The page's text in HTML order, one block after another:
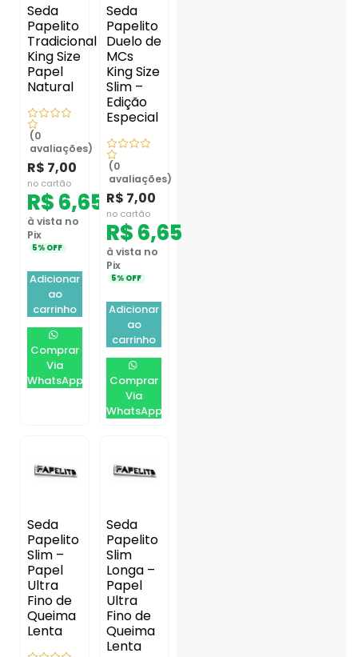
Seda
Papelito
Tradicional
King Size
Papel
Natural
(0
avaliações)
R$ 7,00
no cartão
R$6,65
à vista no
Pix
5% OFF
Adicionar
ao
carrinho
Comprar
Via
WhatsApp
Seda
Papelito
Duelo de
MCs
King Size
Slim –
Edição
Especial
(0
avaliações)
R$ 7,00
no cartão
R$6,65
à vista no
Pix
5% OFF
Adicionar
ao
carrinho
Comprar
Via
WhatsApp
Seda
Papelito
Slim –
Papel
Ultra
Fino de
Queima
Lenta
Seda
Papelito
Slim
Longa –
Papel
Ultra
Fino de
Queima
Lenta